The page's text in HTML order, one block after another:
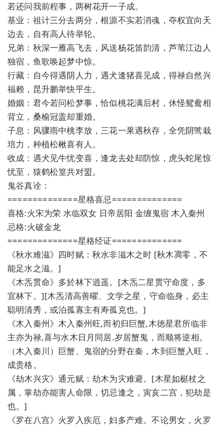
若还问我前程事，两树花开一子成。
基业：祖计三分去两分，根源不实若消魂，夺权宜向天
边去，自有高人待举轮。
兄弟：秋深一雁高飞去，风送杨花笛韵清，芦苇江边人
独宿，鱼歌唤起梦中惊。
行藏：自今得遇阴人力，遇犬逢猪喜见成，得禄自然兴
福赖，昆升鹏举快平生。
婚姻：君今若问松梦事，恰似桃花满后村，休怪鸳鸯相
背立，桑榆冠盖却重婚。
子息：风骤雨中桃李放，三花一果遇秋存，全凭阴骘栽
培力，种植松楸喜有人。
收成：遇犬见牛忧变喜，逢龙去处却防惊，虎头蛇尾惊
忧至，猿鹤松篁共对盟。
鬼谷真诠：
==============星格喜忌==============
喜格:火宋为荣 水临双女 日帝居阳 金缠鬼宿 木入秦州
忌格:火破金龙
==============星格经证==============
《秋水难滋》四时赋：秋水非滋木之时 [秋木凋零，不
能足水之滋。]
《木炁贯命》多於林下逍遥。[木炁二星贯守命度，多
宜林下。][木炁清高善曜、文学之星，守命临身，必主
聪明清秀，或泊孤寡主有寿孤克也。]
《木入秦州》木入秦州旺,而初归巨蟹,木徳星君所临非
主亦为禄,喜与水木日月同居.岁居蟹鬼，而顺将逆相。
（木入秦川）巨蟹、鬼宿的分野在秦，木到巨蟹入旺，
成贵格。
《劫木兴灾》通元赋：劫木为灾难避。[木星如梃杖之
属，掌劫亦能害人命限，切忌逢之，寅亥二宫，犯劫是
也。]
《罗在八宫》火罗入疾厄，妇多产难。不论男女，火罗